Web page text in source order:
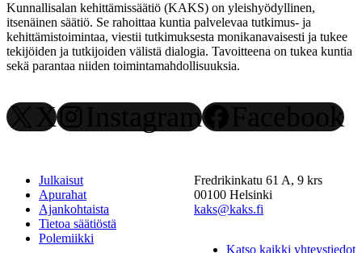
Kunnallisalan kehittämissäätiö (KAKS) on yleishyödyllinen,
itsenäinen säätiö. Se rahoittaa kuntia palvelevaa tutkimus- ja
kehittämistoimintaa, viestii tutkimuksesta monikanavaisesti ja tukee
tekijöiden ja tutkijoiden välistä dialogia. Tavoitteena on tukea kuntia
sekä parantaa niiden toimintamahdollisuuksia.
X Instagram Facebook
Julkaisut
Apurahat
Ajankohtaista
Tietoa säätiöstä
Polemiikki
Fredrikinkatu 61 A, 9 krs
00100 Helsinki
kaks@kaks.fi
Katso kaikki yhteystiedot